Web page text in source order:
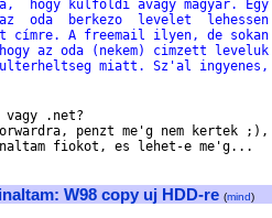
hogy kulfoldi avagy magyar. Egy
oda  berkezo  levelet  lehessen
címre. A freemail ilyen, de sokan
az oda (nekem) cimzett leveluk
miatt. Sz'al ingyenes,
vagy .net?
penzt me'g nem kertek ;),
fiokot, es lehet-e me'g...
W98 copy uj HDD-re (mind)